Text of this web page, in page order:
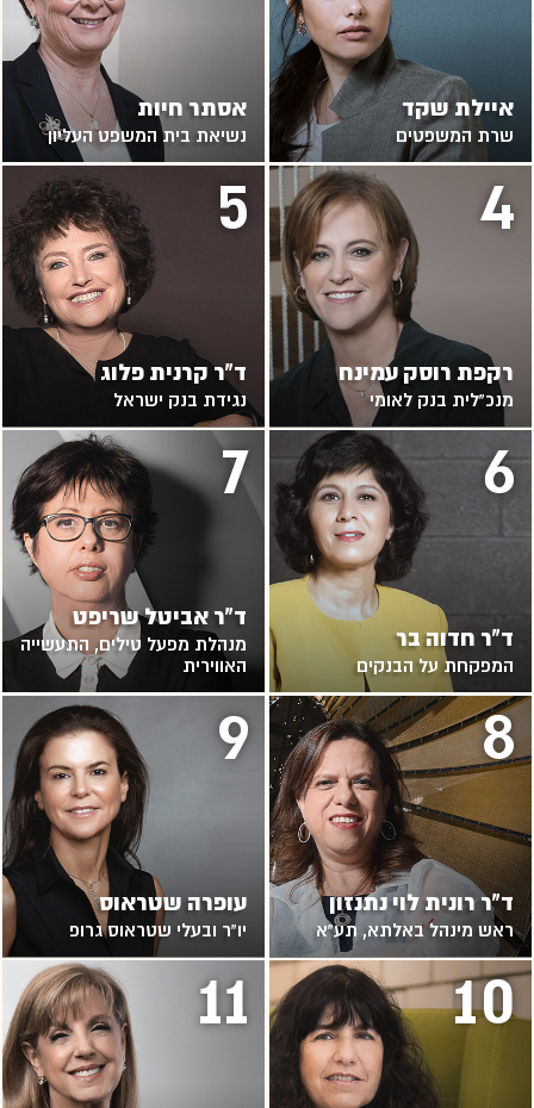
איילת שקד
שרת המשפטים
אסתר חיות
נשיאת בית המשפט העליון
4
רקפת רוסק עמינח
מנכ"לית בנק לאומי
5
ד"ר קרנית פלוג
נגידת בנק ישראל
6
ד"ר חדוה בר
המפקחת על הבנקים
7
ד"ר אביטל שריפט
מנהלת מפעל טילים, התעשייה
האווירית
8
ד"ר רונית לוי נתנזון
ראש מינהל באלתא, תע"א
9
עופרה שטראוס
יו"ר ובעלי שטראוס גרופ
10
11